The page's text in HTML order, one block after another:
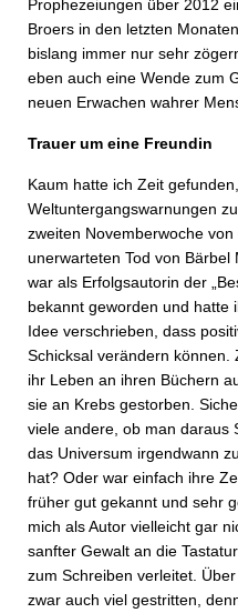
Prophezeiungen über 2012
Broers in den letzten
bislang immer nur sehr
eben auch eine Wende zum
neuen Erwachen wahrer
Trauer um eine Freundin
Kaum hatte ich Zeit
Weltuntergangswarnungen
zweiten Novemberwoche
unerwarteten Tod von
war als Erfolgsautorin der
bekannt geworden und hatte
Idee verschrieben, dass
Schicksal verändern
ihr Leben an ihren Büchern
sie an Krebs gestorben.
viele andere, ob man daraus
das Universum irgendwann
hat? Oder war einfach ihre
früher gut gekannt und sehr
mich als Autor vielleicht gar
sanfter Gewalt an die
zum Schreiben verleitet.
zwar auch viel gestritten,